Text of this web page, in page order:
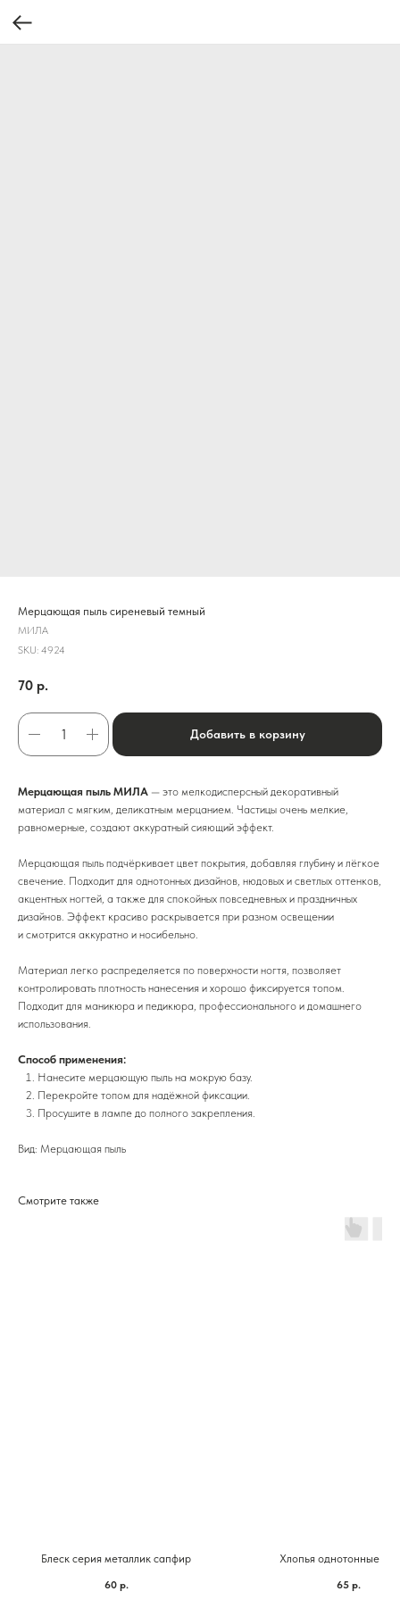
Мерцающая пыль сиреневый темный
МИЛА
SKU: 4924
70 р.
Добавить в корзину
Мерцающая пыль МИЛА — это мелкодисперсный декоративный
материал с мягким, деликатным мерцанием. Частицы очень мелкие,
равномерные, создают аккуратный сияющий эффект.
Мерцающая пыль подчёркивает цвет покрытия, добавляя глубину и лёгкое
свечение. Подходит для однотонных дизайнов, нюдовых и светлых оттенков,
акцентных ногтей, а также для спокойных повседневных и праздничных
дизайнов. Эффект красиво раскрывается при разном освещении
и смотрится аккуратно и носибельно.
Материал легко распределяется по поверхности ногтя, позволяет
контролировать плотность нанесения и хорошо фиксируется топом.
Подходит для маникюра и педикюра, профессионального и домашнего
использования.
Способ применения:
Нанесите мерцающую пыль на мокрую базу.
Перекройте топом для надёжной фиксации.
Просушите в лампе до полного закрепления.
Вид: Мерцающая пыль
Смотрите также
Блеск серия металлик сапфир
60 р.
Хлопья однотонные
65 р.